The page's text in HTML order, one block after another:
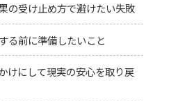
の受け止め方で避けたい失敗
る前に準備したいこと
けにして現実の安心を取り戻